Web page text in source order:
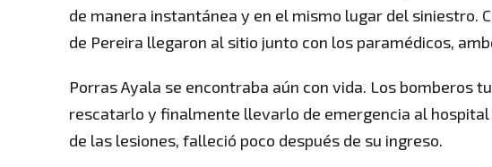
de manera instantánea y en el mismo lugar del siniestro.
de Pereira llegaron al sitio junto con los paramédicos,
Porras Ayala se encontraba aún con vida. Los bomberos
rescatarlo y finalmente llevarlo de emergencia al hospital
de las lesiones, falleció poco después de su ingreso.